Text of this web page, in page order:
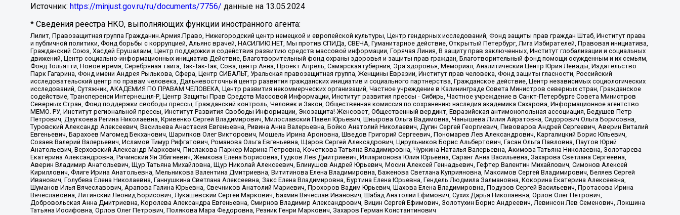
Источник: https://minjust.gov.ru/ru/documents/7756/ данные на 13.05.2024
* Сведения реестра НКО, выполняющих функции иностранного агента:
Лилит, Правозащитная группа Гражданин.Армия.Право, Нижегородский центр немецкой и европейской культуры, Центр гендерных исследований, Фонд защиты прав граждан Штаб, Институт права
и публичной политики, Фонд борьбы с коррупцией, Альянс врачей, НАСИЛИЮ.НЕТ, Мы против СПИДа, СВЕЧА, Гуманитарное действие, Открытый Петербург, Лига Избирателей, Правовая инициатива,
Гражданский Союз, Хасдей Ерушалаим, Центр поддержки и содействия развитию средств массовой информации, Горячая Линия, В защиту прав заключенных, Институт глобализации и социальных
движений, Центр социально-информационных инициатив Действие, Благотворительный фонд охраны здоровья и защиты прав граждан, Благотворительный фонд помощи осужденным и их семьям,
Фонд Тольятти, Новое время, Серебряная тайга, Так-Так-Так, Сова, центр Анна, Проект Апрель, Самарская губерния, Эра здоровья, Мемориал, Аналитический Центр Юрия Левады, Издательство
Парк Гагарина, Фонд имени Андрея Рылькова, Сфера, Центр СИБАЛЬТ, Уральская правозащитная группа, Женщины Евразии, Институт прав человека, Фонд защиты гласности, Российский
исследовательский центр по правам человека, Дальневосточный центр развития гражданских инициатив и социального партнерства, Гражданское действие, Центр независимых социологических
исследований, Сутяжник, АКАДЕМИЯ ПО ПРАВАМ ЧЕЛОВЕКА, Центр развития некоммерческих организаций, Частное учреждение в Калининграде Совета Министров северных стран, Гражданское
содействие, Трансперенси Интернешнл-Р, Центр Защиты Прав Средств Массовой Информации, Институт развития прессы - Сибирь, Частное учреждение в Санкт-Петербурге Совета Министров
Северных Стран, Фонд поддержки свободы прессы, Гражданский контроль, Человек и Закон, Общественная комиссия по сохранению наследия академика Сахарова, Информационное агентство
МЕМО. РУ, Институт региональной прессы, Институт Развития Свободы Информации, Экозащита!-Женсовет, Общественный вердикт, Евразийская антимонопольная ассоциация, Бедушев Петр
Петрович, Дзугкоева Регина Николаевна, Кривенко Сергей Владимирович, Милославский Павел Юрьевич, Шнырова Ольга Вадимовна, Чанышева Лилия Айратовна, Сидорович Ольга Борисовна,
Туровский Александр Алексеевич, Васильева Анастасия Евгеньевна, Ривина Анна Валерьевна, Бойко Анатолий Николаевич, Дугин Сергей Георгиевич, Пивоваров Андрей Сергеевич, Аверин Виталий
Евгеньевич, Барахоев Магомед Бекханович, Шарипков Олег Викторович, Мошель Ирина Ароновна, Шведов Григорий Сергеевич, Пономарев Лев Александрович, Каргалицкий Борис Юльевич,
Созаев Валерий Валерьевич, Исламов Тимур Рифгатович, Романова Ольга Евгеньевна, Щаров Сергей Алексадрович, Цирульников Борис Альбертович, Гасан Ольга Павловна, Паутов Юрий
Анатольевич, Верховский Александр Маркович, Пислакова-Паркер Марина Петровна, Кочеткова Татьяна Владимировна, Чуркина Наталья Валерьевна, Акимова Татьяна Николаевна, Золотарева
Екатерина Александровна, Рачинский Ян Збигневич, Жемкова Елена Борисовна, Гудков Лев Дмитриевич, Илларионова Юлия Юрьевна, Саранг Анна Васильевна, Захарова Светлана Сергеевна,
Аверин Владимир Анатольевич, Щур Татьяна Михайловна, Щур Николай Алексеевич, Блинушов Андрей Юрьевич, Мосин Алексей Геннадьевич, Гефтер Валентин Михайлович, Симонов Алексей
Кириллович, Флиге Ирина Анатольевна, Мельникова Валентина Дмитриевна, Вититинова Елена Владимировна, Баженова Светлана Куприяновна, Максимов Сергей Владимирович, Беляев Сергей
Иванович, Голубева Елена Николаевна, Ганнушкина Светлана Алексеевна, Закс Елена Владимировна, Буртина Елена Юрьевна, Гендель Людмила Залмановна, Кокорина Екатерина Алексеевна,
Шуманов Илья Вячеславович, Арапова Галина Юрьевна, Свечников Анатолий Мариевич, Прохоров Вадим Юрьевич, Шахова Елена Владимировна, Подузов Сергей Васильевич, Протасова Ирина
Вячеславовна, Литинский Леонид Борисович, Лукашевский Сергей Маркович, Бахмин Вячеслав Иванович, Шабад Анатолий Ефимович, Сухих Дарья Николаевна, Орлов Олег Петрович,
Добровольская Анна Дмитриевна, Королева Александра Евгеньевна, Смирнов Владимир Александрович, Вицин Сергей Ефимович, Золотухин Борис Андреевич, Левинсон Лев Семенович, Локшина
Татьяна Иосифовна, Орлов Олег Петрович, Полякова Мара Федоровна, Резник Генри Маркович, Захаров Герман Константинович